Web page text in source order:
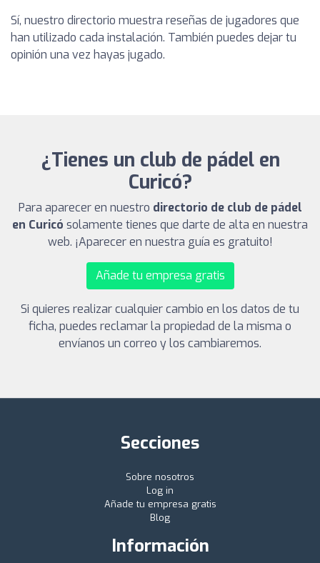
Sí, nuestro directorio muestra reseñas de jugadores que
han utilizado cada instalación. También puedes dejar tu
opinión una vez hayas jugado.
¿Tienes un club de pádel en
Curicó?
Para aparecer en nuestro directorio de club de pádel
en Curicó solamente tienes que darte de alta en nuestra
web. ¡Aparecer en nuestra guía es gratuito!
Añade tu empresa gratis
Si quieres realizar cualquier cambio en los datos de tu
ficha, puedes reclamar la propiedad de la misma o
envíanos un correo y los cambiaremos.
Secciones
Sobre nosotros
Log in
Añade tu empresa gratis
Blog
Información